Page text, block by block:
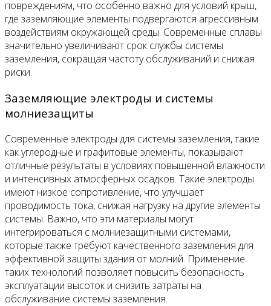
повреждениям, что особенно важно для условий крыш,
где заземляющие элементы подвергаются агрессивным
воздействиям окружающей среды. Современные сплавы
значительно увеличивают срок службы системы
заземления, сокращая частоту обслуживаний и снижая
риски.
Заземляющие электроды и системы
молниезащиты
Современные электроды для системы заземления, такие
как углеродные и графитовые элементы, показывают
отличные результаты в условиях повышенной влажности
и интенсивных атмосферных осадков. Такие электроды
имеют низкое сопротивление, что улучшает
проводимость тока, снижая нагрузку на другие элементы
системы. Важно, что эти материалы могут
интегрироваться с молниезащитными системами,
которые также требуют качественного заземления для
эффективной защиты здания от молний. Применение
таких технологий позволяет повысить безопасность
эксплуатации высоток и снизить затраты на
обслуживание системы заземления.